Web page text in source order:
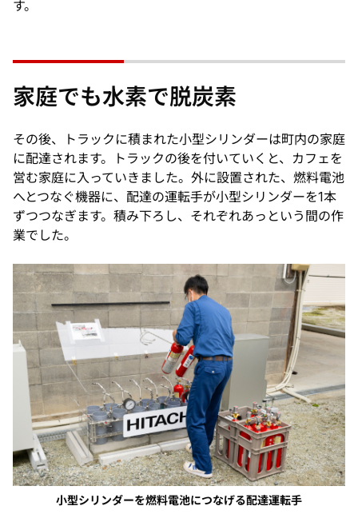
す。
家庭でも水素で脱炭素
その後、トラックに積まれた小型シリンダーは町内の家庭
に配達されます。トラックの後を付いていくと、カフェを
営む家庭に入っていきました。外に設置された、燃料電池
へとつなぐ機器に、配達の運転手が小型シリンダーを1本
ずつつなぎます。積み下ろし、それぞれあっという間の作
業でした。
小型シリンダーを燃料電池につなげる配達運転手